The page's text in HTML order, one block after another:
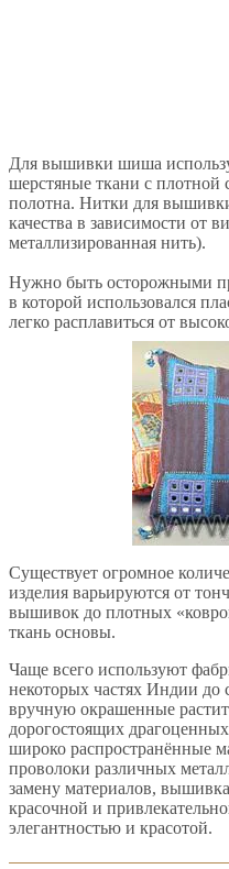
Для вышивки шиша
шерстяные ткани с плотной
полотна. Нитки для
качества в зависимости от
металлизированная нить).
Нужно быть осторожными
в которой использовался
легко расплавиться от
Существует огромное
изделия варьируются от
вышивок до плотных
ткань основы.
Чаще всего используют
некоторых частях Индии
вручную окрашенные
дорогостоящих
широко распространённые
проволоки различных
замену материалов,
красочной и
элегантностью и красотой.